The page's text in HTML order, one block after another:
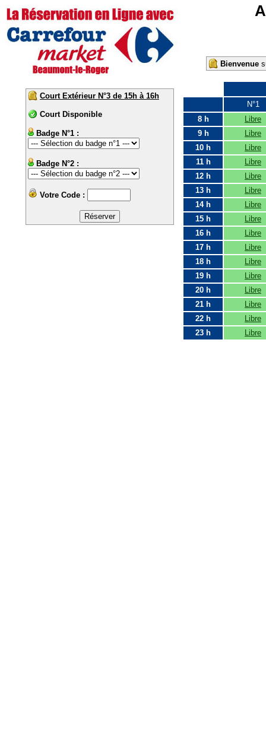
Bienvenue
Court Extérieur N°3 de 15h à 16h
Court Disponible
Badge N°1 :
Badge N°2 :
Votre Code :
N°1
8 h
Libre
9 h
Libre
10 h
Libre
11 h
Libre
12 h
Libre
13 h
Libre
14 h
Libre
15 h
Libre
16 h
Libre
17 h
Libre
18 h
Libre
19 h
Libre
20 h
Libre
21 h
Libre
22 h
Libre
23 h
Libre